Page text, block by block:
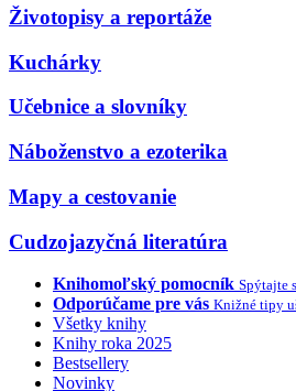
Životopisy a reportáže
Kuchárky
Učebnice a slovníky
Náboženstvo a ezoterika
Mapy a cestovanie
Cudzojazyčná literatúra
Knihomoľský pomocník Spýtajte
Odporúčame pre vás Knižné tipy
Všetky knihy
Knihy roka 2025
Bestsellery
Novinky